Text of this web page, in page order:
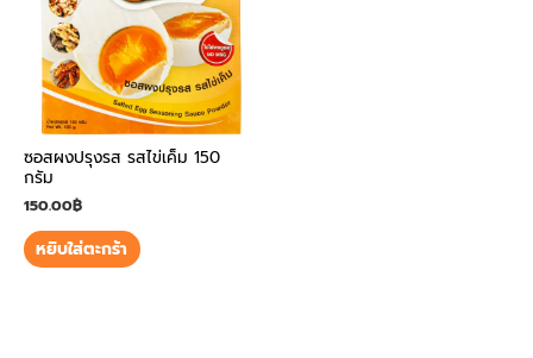
ซอสผงปรุงรส รสไข่เค็ม 150
กรัม
150.00฿
หยิบใส่ตะกร้า